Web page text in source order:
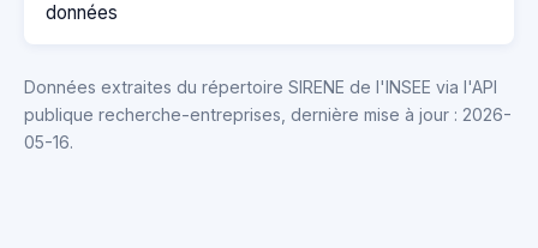
données
Données extraites du répertoire SIRENE de l'INSEE via l'API
publique recherche-entreprises, dernière mise à jour : 2026-
05-16.